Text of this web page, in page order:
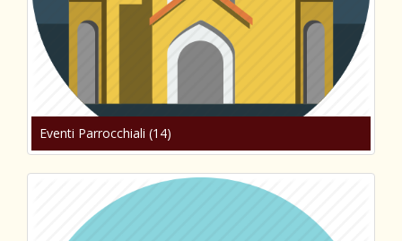
Eventi Parrocchiali (14)